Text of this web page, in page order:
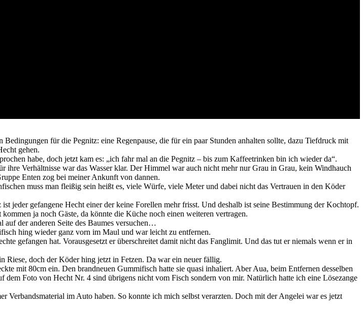
für die Pegnitz: eine Regenpause, die für ein paar Stunden anhalten sollte, dazu Tiefdruck mit
gehen.
habe, doch jetzt kam es: „ich fahr mal an die Pegnitz – bis zum Kaffeetrinken bin ich wieder da“.
Verhältnisse war das Wasser klar. Der Himmel war auch nicht mehr nur Grau in Grau, kein Windhauch
Enten zog bei meiner Ankunft von dannen.
muss man fleißig sein heißt es, viele Würfe, viele Meter und dabei nicht das Vertrauen in den Köder
jeder gefangene Hecht einer der keine Forellen mehr frisst. Und deshalb ist seine Bestimmung der Kochtopf.
ja noch Gäste, da könnte die Küche noch einen weiteren vertragen.
auf der anderen Seite des Baumes versuchen…
hing wieder ganz vorn im Maul und war leicht zu entfernen.
gefangen hat. Vorausgesetzt er überschreitet damit nicht das Fanglimit. Und das tut er niemals wenn er in
Riese, doch der Köder hing jetzt in Fetzen. Da war ein neuer fällig.
mit 80cm ein. Den brandneuen Gummifisch hatte sie quasi inhaliert. Aber Aua, beim Entfernen desselben
Foto von Hecht Nr. 4 sind übrigens nicht vom Fisch sondern von mir. Natürlich hatte ich eine Lösezange
im Auto haben. So konnte ich mich selbst verarzten. Doch mit der Angelei war es jetzt